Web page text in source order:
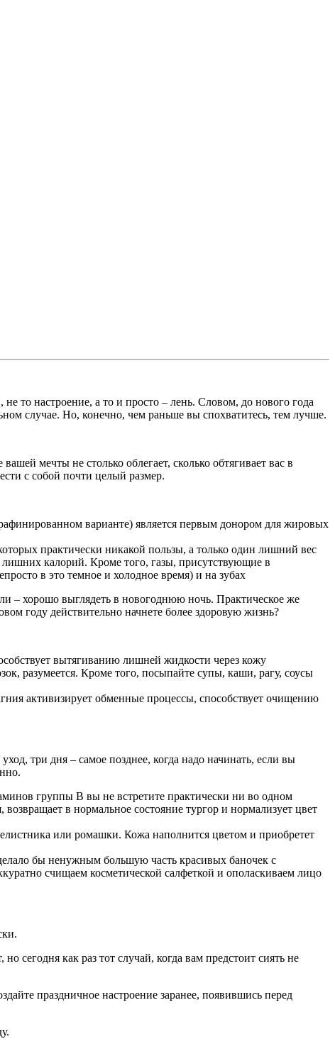
то настроение, а то и просто – лень. Словом, до нового года
случае. Но, конечно, чем раньше вы спохватитесь, тем лучше.
мечты не столько облегает, сколько обтягивает вас в
с собой почти целый размер.
варианте) является первым донором для жировых
практически никакой пользы, а только один лишний вес
калорий. Кроме того, газы, присутствующие в
в это темное и холодное время) и на зубах
– хорошо выглядеть в новогоднюю ночь. Практическое же
году действительно начнете более здоровую жизнь?
вытягиванию лишней жидкости через кожу
разумеется. Кроме того, посыпайте супы, каши, рагу, соусы
активизирует обменные процессы, способствует очищению
три дня – самое позднее, когда надо начинать, если вы
группы В вы не встретите практически ни во одном
в нормальное состояние тургор и нормализует цвет
или ромашки. Кожа наполнится цветом и приобретет
бы ненужным большую часть красивых баночек с
счищаем косметической салфеткой и ополаскиваем лицо
сегодня как раз тот случай, когда вам предстоит сиять не
праздничное настроение заранее, появившись перед